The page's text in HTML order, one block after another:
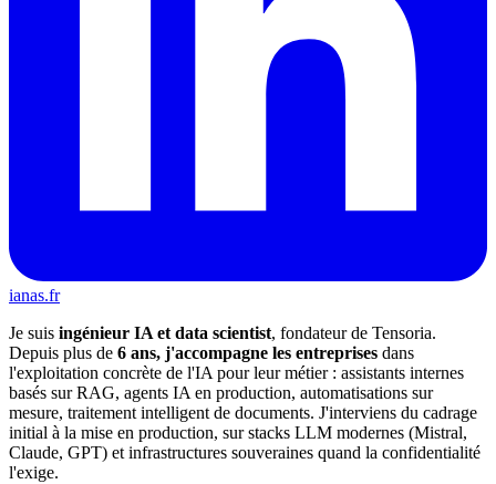
ianas.fr
Je suis ingénieur IA et data scientist, fondateur de Tensoria.
Depuis plus de 6 ans, j'accompagne les entreprises dans
l'exploitation concrète de l'IA pour leur métier : assistants internes
basés sur RAG, agents IA en production, automatisations sur
mesure, traitement intelligent de documents. J'interviens du cadrage
initial à la mise en production, sur stacks LLM modernes (Mistral,
Claude, GPT) et infrastructures souveraines quand la confidentialité
l'exige.